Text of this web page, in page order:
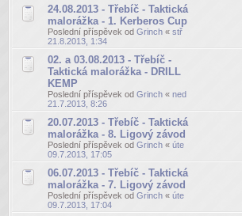
24.08.2013 - Třebíč - Taktická
malorážka - 1. Kerberos Cup
Poslední příspěvek od Grinch « stř
21.8.2013, 1:34
02. a 03.08.2013 - Třebíč -
Taktická malorážka - DRILL
KEMP
Poslední příspěvek od Grinch « ned
21.7.2013, 8:26
20.07.2013 - Třebíč - Taktická
malorážka - 8. Ligový závod
Poslední příspěvek od Grinch « úte
09.7.2013, 17:05
06.07.2013 - Třebíč - Taktická
malorážka - 7. Ligový závod
Poslední příspěvek od Grinch « úte
09.7.2013, 17:04